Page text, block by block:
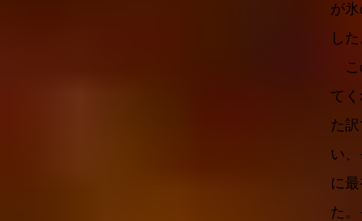
が
し
こ
て
た
い
に
た。